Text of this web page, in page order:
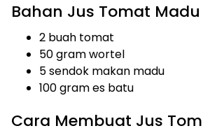
Bahan Jus Tomat Madu
2 buah tomat
50 gram wortel
5 sendok makan madu
100 gram es batu
Cara Membuat Jus